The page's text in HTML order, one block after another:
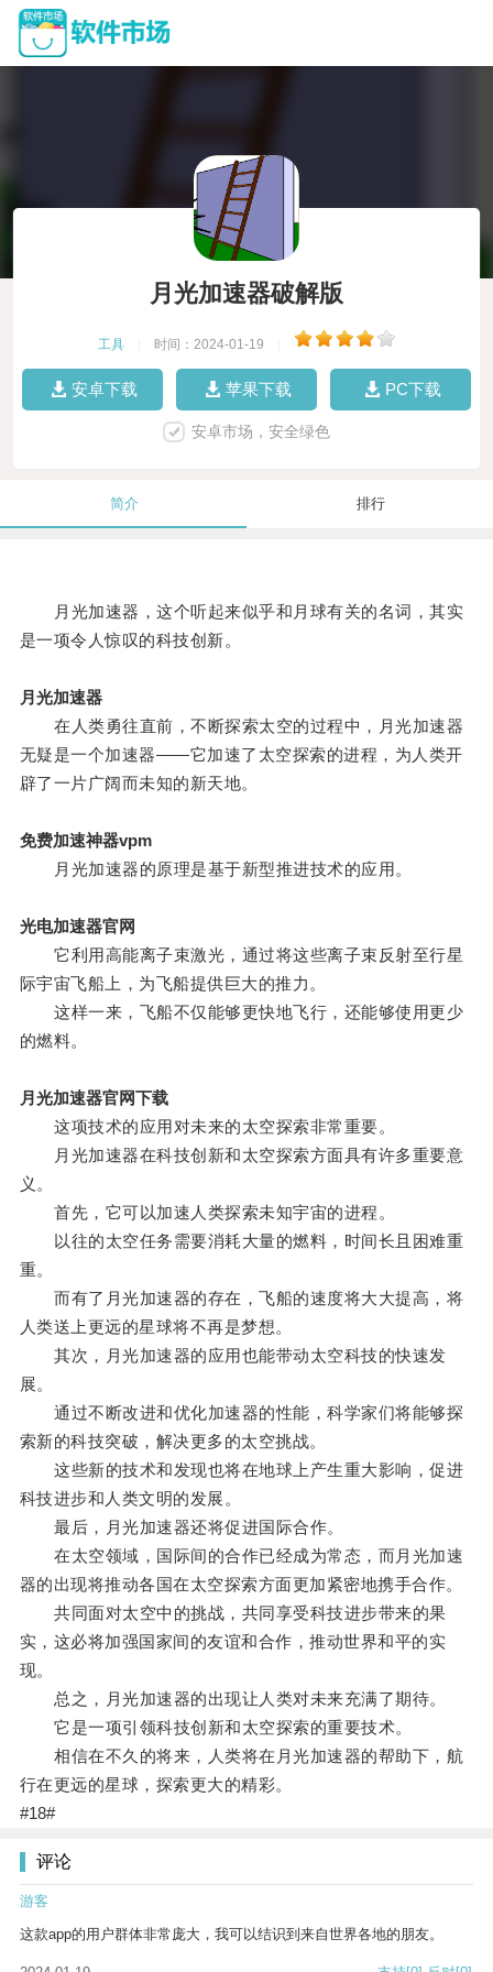
月光加速器破解版
工具 时间：2024-01-19
安卓下载 苹果下载 PC下载
安卓市场，安全绿色
简介 排行
月光加速器，这个听起来似乎和月球有关的名词，其实
是一项令人惊叹的科技创新。
月光加速器
在人类勇往直前，不断探索太空的过程中，月光加速器
无疑是一个加速器——它加速了太空探索的进程，为人类开
辟了一片广阔而未知的新天地。
免费加速神器vpm
月光加速器的原理是基于新型推进技术的应用。
光电加速器官网
它利用高能离子束激光，通过将这些离子束反射至行星
际宇宙飞船上，为飞船提供巨大的推力。
这样一来，飞船不仅能够更快地飞行，还能够使用更少
的燃料。
月光加速器官网下载
这项技术的应用对未来的太空探索非常重要。
月光加速器在科技创新和太空探索方面具有许多重要意
义。
首先，它可以加速人类探索未知宇宙的进程。
以往的太空任务需要消耗大量的燃料，时间长且困难重
重。
而有了月光加速器的存在，飞船的速度将大大提高，将
人类送上更远的星球将不再是梦想。
其次，月光加速器的应用也能带动太空科技的快速发
展。
通过不断改进和优化加速器的性能，科学家们将能够探
索新的科技突破，解决更多的太空挑战。
这些新的技术和发现也将在地球上产生重大影响，促进
科技进步和人类文明的发展。
最后，月光加速器还将促进国际合作。
在太空领域，国际间的合作已经成为常态，而月光加速
器的出现将推动各国在太空探索方面更加紧密地携手合作。
共同面对太空中的挑战，共同享受科技进步带来的果
实，这必将加强国家间的友谊和合作，推动世界和平的实
现。
总之，月光加速器的出现让人类对未来充满了期待。
它是一项引领科技创新和太空探索的重要技术。
相信在不久的将来，人类将在月光加速器的帮助下，航
行在更远的星球，探索更大的精彩。
#18#
评论
游客
这款app的用户群体非常庞大，我可以结识到来自世界各地的朋友。